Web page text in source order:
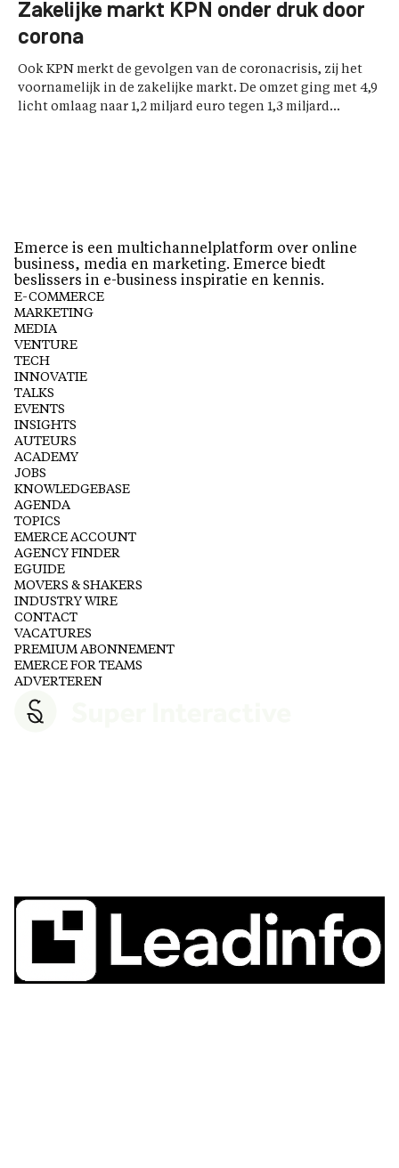
Zakelijke markt KPN onder druk door
corona
Ook KPN merkt de gevolgen van de coronacrisis, zij het
voornamelijk in de zakelijke markt. De omzet ging met 4,9
licht omlaag naar 1,2 miljard euro tegen 1,3 miljard...
Emerce is een multichannelplatform over online
business, media en marketing. Emerce biedt
beslissers in e-business inspiratie en kennis.
E-COMMERCE
MARKETING
MEDIA
VENTURE
TECH
INNOVATIE
TALKS
EVENTS
INSIGHTS
AUTEURS
ACADEMY
JOBS
KNOWLEDGEBASE
AGENDA
TOPICS
EMERCE ACCOUNT
AGENCY FINDER
EGUIDE
MOVERS & SHAKERS
INDUSTRY WIRE
CONTACT
VACATURES
PREMIUM ABONNEMENT
EMERCE FOR TEAMS
ADVERTEREN